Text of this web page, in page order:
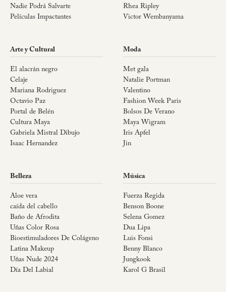
Nadie Podrá Salvarte
Películas Impactantes
Rhea Ripley
Victor Wembanyama
Arte y Cultural
El alacrán negro
Celaje
Mariana Rodriguez
Octavio Paz
Portal de Belén
Cultura Maya
Gabriela Mistral Dibujo
Isaac Hernandez
Moda
Met gala
Natalie Portman
Valentino
Fashion Week Paris
Bolsos De Verano
Maya Wigram
Iris Apfel
Jin
Belleza
Aloe vera
caída del cabello
Baño de Afrodita
Uñas Color Rosa
Bioestimuladores De Colágeno
Latina Makeup
Uñas Nude 2024
Día Del Labial
Música
Fuerza Regida
Benson Boone
Selena Gomez
Dua Lipa
Luis Fonsi
Benny Blanco
Jungkook
Karol G Brasil